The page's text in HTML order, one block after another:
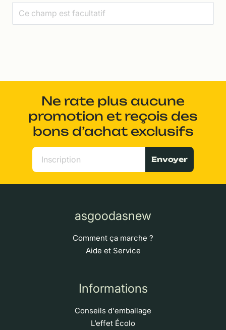
Ne rate plus aucune
promotion et reçois des
bons d’achat exclusifs
Envoyer
asgoodasnew
Comment ça marche ?
Aide et Service
Informations
Conseils d'emballage
L’effet Écolo